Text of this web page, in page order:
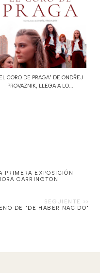
CORO DE PRAGA" DE ONDŘEJ
PROVAZNIK, LLEGA A LO...
PRIMERA EXPOSICIÓN
CARRINGTON
DE "DE HABER NACIDO"